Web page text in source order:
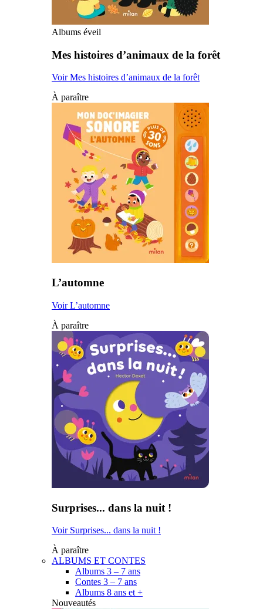
Albums éveil
Mes histoires d’animaux de la forêt
Voir Mes histoires d’animaux de la forêt
À paraître
L’automne
Voir L’automne
À paraître
Surprises... dans la nuit !
Voir Surprises... dans la nuit !
À paraître
ALBUMS ET CONTES
Albums 3 – 7 ans
Contes 3 – 7 ans
Albums 8 ans et +
Nouveautés